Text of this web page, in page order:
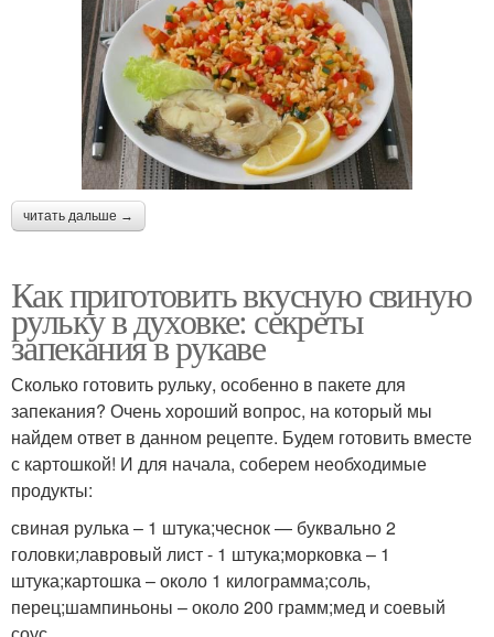
читать дальше →
Как приготовить вкусную свиную
рульку в духовке: секреты
запекания в рукаве
Сколько готовить рульку, особенно в пакете для
запекания? Очень хороший вопрос, на который мы
найдем ответ в данном рецепте. Будем готовить вместе
с картошкой! И для начала, соберем необходимые
продукты:
свиная рулька – 1 штука;чеснок — буквально 2
головки;лавровый лист - 1 штука;морковка – 1
штука;картошка – около 1 килограмма;соль,
перец;шампиньоны – около 200 грамм;мед и соевый